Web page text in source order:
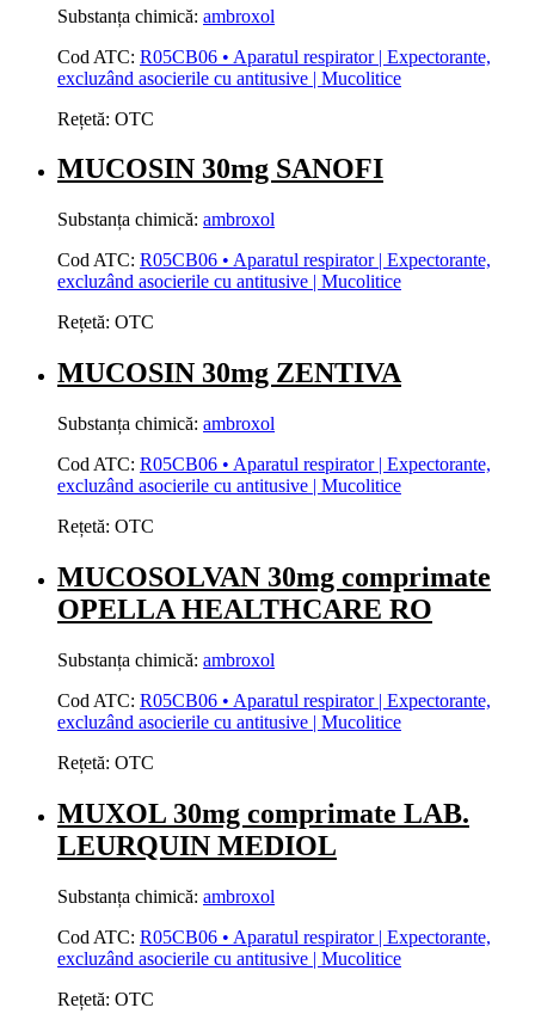
Substanța chimică: ambroxol
Cod ATC: R05CB06 • Aparatul respirator | Expectorante,
excluzând asocierile cu antitusive | Mucolitice
Rețetă: OTC
MUCOSIN 30mg SANOFI
Substanța chimică: ambroxol
Cod ATC: R05CB06 • Aparatul respirator | Expectorante,
excluzând asocierile cu antitusive | Mucolitice
Rețetă: OTC
MUCOSIN 30mg ZENTIVA
Substanța chimică: ambroxol
Cod ATC: R05CB06 • Aparatul respirator | Expectorante,
excluzând asocierile cu antitusive | Mucolitice
Rețetă: OTC
MUCOSOLVAN 30mg comprimate
OPELLA HEALTHCARE RO
Substanța chimică: ambroxol
Cod ATC: R05CB06 • Aparatul respirator | Expectorante,
excluzând asocierile cu antitusive | Mucolitice
Rețetă: OTC
MUXOL 30mg comprimate LAB.
LEURQUIN MEDIOL
Substanța chimică: ambroxol
Cod ATC: R05CB06 • Aparatul respirator | Expectorante,
excluzând asocierile cu antitusive | Mucolitice
Rețetă: OTC